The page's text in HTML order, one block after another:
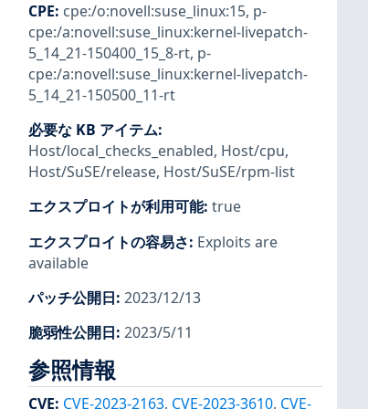
CPE: cpe:/o:novell:suse_linux:15, p-
cpe:/a:novell:suse_linux:kernel-livepatch-
5_14_21-150400_15_8-rt, p-
cpe:/a:novell:suse_linux:kernel-livepatch-
5_14_21-150500_11-rt
必要な KB アイテム:
Host/local_checks_enabled, Host/cpu,
Host/SuSE/release, Host/SuSE/rpm-list
エクスプロイトが利用可能: true
エクスプロイトの容易さ: Exploits are
available
パッチ公開日: 2023/12/13
脆弱性公開日: 2023/5/11
参照情報
CVE: CVE-2023-2163, CVE-2023-3610, CVE-